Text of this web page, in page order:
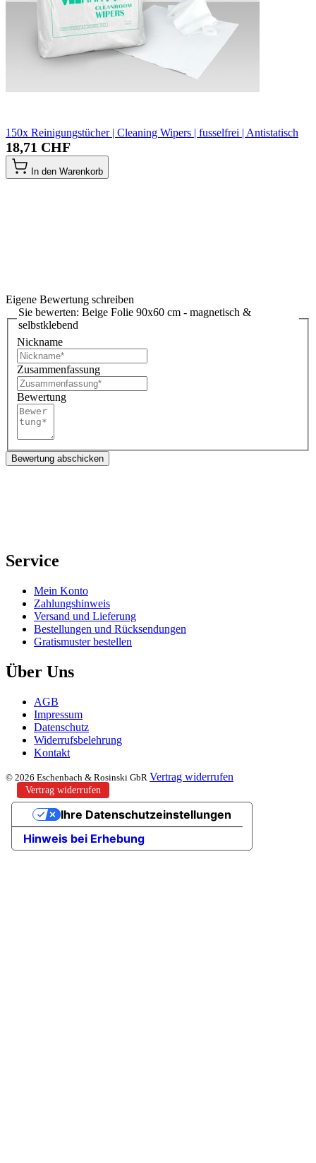
150x Reinigungstücher | Cleaning Wipers | fusselfrei | Antistatisch
18,71 CHF
In den Warenkorb
Eigene Bewertung schreiben
Sie bewerten: Beige Folie 90x60 cm - magnetisch &
selbstklebend
Nickname
Zusammenfassung
Bewertung
Bewertung abschicken
Service
Mein Konto
Zahlungshinweis
Versand und Lieferung
Bestellungen und Rücksendungen
Gratismuster bestellen
Über Uns
AGB
Impressum
Datenschutz
Widerrufsbelehrung
Kontakt
© 2026 Eschenbach & Rosinski GbR Vertrag widerrufen
Vertrag widerrufen
Hinweis bei Erhebung
Ihre Datenschutzeinstellungen